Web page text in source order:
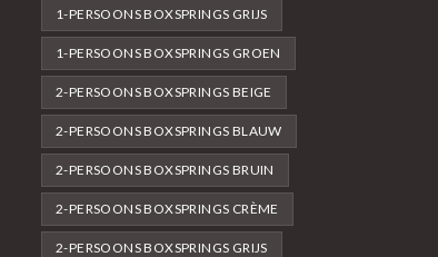
1-PERSOONS BOXSPRINGS GRIJS
1-PERSOONS BOXSPRINGS GROEN
2-PERSOONS BOXSPRINGS BEIGE
2-PERSOONS BOXSPRINGS BLAUW
2-PERSOONS BOXSPRINGS BRUIN
2-PERSOONS BOXSPRINGS CRÈME
2-PERSOONS BOXSPRINGS GRIJS